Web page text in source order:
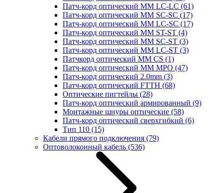
Патч-корд оптический MM LC-LC (61)
Патч-корд оптический MM SC-SC (17)
Патч-корд оптический MM LC-SC (17)
Патч-корд оптический MM ST-ST (4)
Патч-корд оптический MM SC-ST (3)
Патч-корд оптический MM LC-ST (3)
Патчкорд оптический MM CS (1)
Патч-корд оптический MM MPO (47)
Патч-корд оптический 2.0mm (3)
Патч-корд оптический FTTH (68)
Оптические пигтейлы (28)
Патч-корд оптический армированный (9)
Монтажные шнуры оптические (58)
Патч-корд оптический сверхгибкий (6)
Тип 110 (15)
Кабели прямого подключения (79)
Оптоволоконный кабель (536)